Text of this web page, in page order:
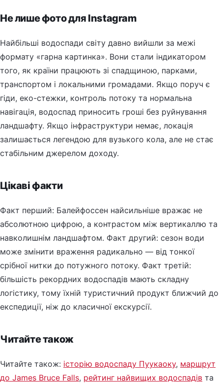
Не лише фото для Instagram
Найбільші водоспади світу давно вийшли за межі
формату «гарна картинка». Вони стали індикатором
того, як країни працюють зі спадщиною, парками,
транспортом і локальними громадами. Якщо поруч є
гіди, еко-стежки, контроль потоку та нормальна
навігація, водоспад приносить гроші без руйнування
ландшафту. Якщо інфраструктури немає, локація
залишається легендою для вузького кола, але не стає
стабільним джерелом доходу.
Цікаві факти
Факт перший: Балейфоссен найсильніше вражає не
абсолютною цифрою, а контрастом між вертикаллю та
навколишнім ландшафтом. Факт другий: сезон води
може змінити враження радикально — від тонкої
срібної нитки до потужного потоку. Факт третій:
більшість рекордних водоспадів мають складну
логістику, тому їхній туристичний продукт ближчий до
експедиції, ніж до класичної екскурсії.
Читайте також
Читайте також: історію водоспаду Пуукаоку, маршрут
до James Bruce Falls, рейтинг найвищих водоспадів та